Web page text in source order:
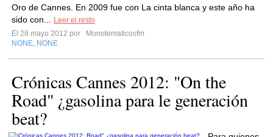
Oro de Cannes. En 2009 fue con La cinta blanca y este año ha
sido con...
Leer el resto
El 28 mayo 2012 por
Monotematicosfm
NONE NONE
Crónicas Cannes 2012: "On the
Road" ¿gasolina para le generación
beat?